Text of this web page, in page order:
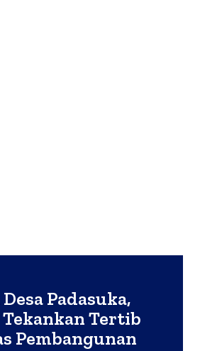
Padasuka,
Tertib
Pembangunan